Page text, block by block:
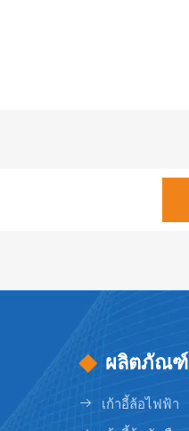
ผลิตภัณฑ์
เก้าอี้ล้อไฟฟ้า